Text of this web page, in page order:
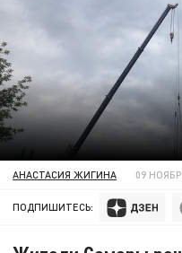
АНАСТАСИЯ ЖИГИНА 09
ПОДПИШИТЕСЬ: